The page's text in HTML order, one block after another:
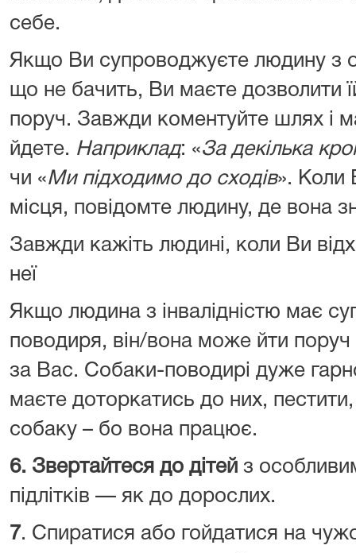
себе.
Якщо Ви супроводжуєте людину з
що не бачить, Ви маєте дозволити
поруч. Завжди коментуйте шлях і
йдете. Наприклад: «За декілька
чи «Ми підходимо до сходів». Коли
місця, повідомте людину, де вона
Завжди кажіть людині, коли Ви
неї
Якщо людина з інвалідністю має
поводиря, він/вона може йти
за Вас. Собаки-поводирі дуже
маєте доторкатись до них, пестити,
собаку – бо вона працює.
6. Звертайтеся до дітей з
підлітків — як до дорослих.
7. Спиратися або гойдатися на